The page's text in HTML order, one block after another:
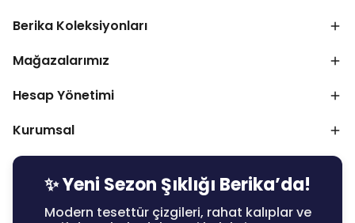
Berika Koleksiyonları
Mağazalarımız
Hesap Yönetimi
Kurumsal
✨ Yeni Sezon Şıklığı Berika’da!
Modern tesettür çizgileri, rahat kalıplar ve